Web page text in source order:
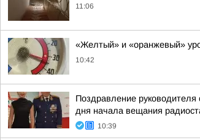
11:06
«Желтый» и «оранжевый»
10:42
Поздравление
дня начала вещания
10:39